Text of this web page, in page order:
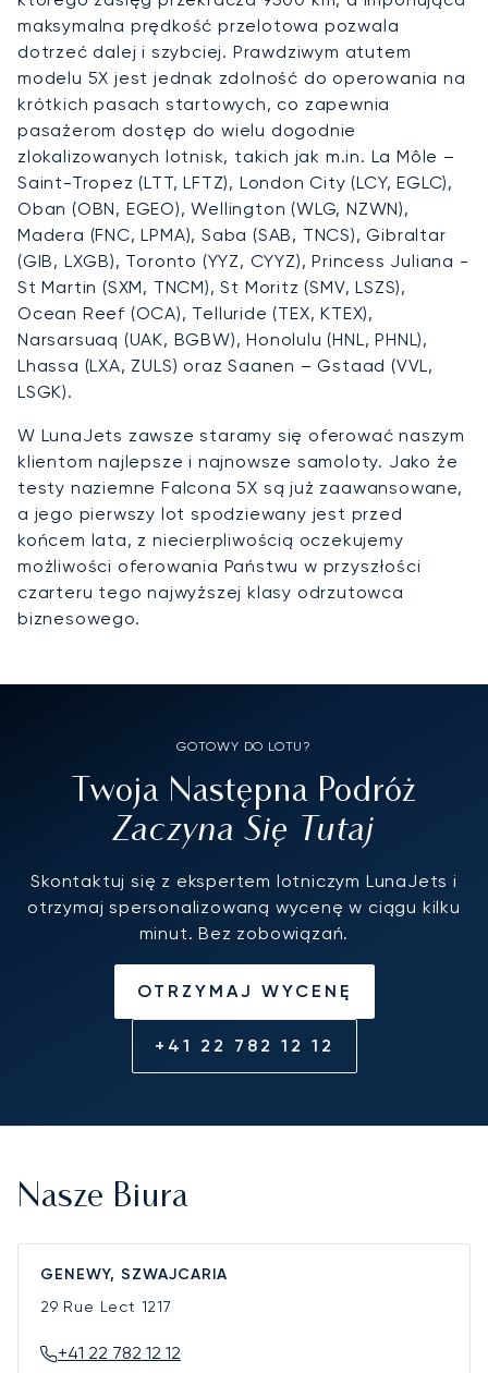
maksymalna prędkość przelotowa pozwala
dotrzeć dalej i szybciej. Prawdziwym atutem
modelu 5X jest jednak zdolność do operowania na
krótkich pasach startowych, co zapewnia
pasażerom dostęp do wielu dogodnie
zlokalizowanych lotnisk, takich jak m.in. La Môle –
Saint-Tropez (LTT, LFTZ), London City (LCY, EGLC),
Oban (OBN, EGEO), Wellington (WLG, NZWN),
Madera (FNC, LPMA), Saba (SAB, TNCS), Gibraltar
(GIB, LXGB), Toronto (YYZ, CYYZ), Princess Juliana -
St Martin (SXM, TNCM), St Moritz (SMV, LSZS),
Ocean Reef (OCA), Telluride (TEX, KTEX),
Narsarsuaq (UAK, BGBW), Honolulu (HNL, PHNL),
Lhassa (LXA, ZULS) oraz Saanen – Gstaad (VVL,
LSGK).
W LunaJets zawsze staramy się oferować naszym
klientom najlepsze i najnowsze samoloty. Jako że
testy naziemne Falcona 5X są już zaawansowane,
a jego pierwszy lot spodziewany jest przed
końcem lata, z niecierpliwością oczekujemy
możliwości oferowania Państwu w przyszłości
czarteru tego najwyższej klasy odrzutowca
biznesowego.
GOTOWY DO LOTU?
Twoja Następna Podróż
Zaczyna Się Tutaj
Skontaktuj się z ekspertem lotniczym LunaJets i
otrzymaj spersonalizowaną wycenę w ciągu kilku
minut. Bez zobowiązań.
OTRZYMAJ WYCENĘ
+41 22 782 12 12
Nasze Biura
GENEWY, SZWAJCARIA
29 Rue Lect 1217
+41 22 782 12 12